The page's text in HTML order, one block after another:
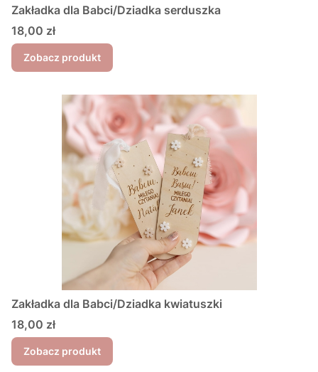
Zakładka dla Babci/Dziadka serduszka
Cena
18,00 zł
Zobacz produkt
Zakładka dla Babci/Dziadka kwiatuszki
Cena
18,00 zł
Zobacz produkt